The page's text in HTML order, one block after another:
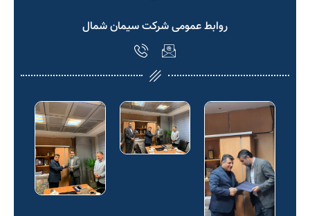
روابط عمومی شرکت سیمان شمال